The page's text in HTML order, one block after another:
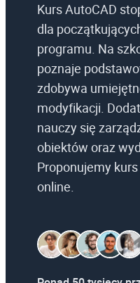
Kurs AutoCAD
dla
programu. Na
poznaje
zdobywa
modyfikacji.
nauczy się
obiektów oraz
Proponujemy
online.
Urządzenia i serwis
Promocje
Wiedza